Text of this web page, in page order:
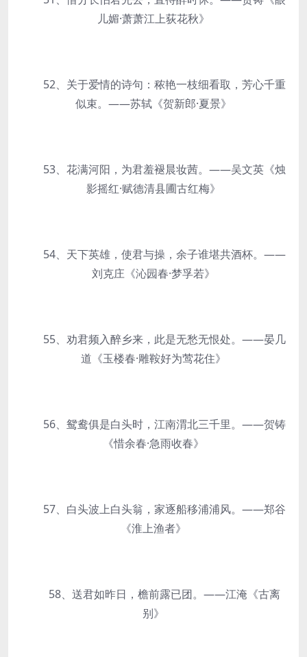
儿媚·萧萧江上荻花秋》
52、关于爱情的诗句：秾艳一枝细看取，芳心千重
似束。——苏轼《贺新郎·夏景》
53、花满河阳，为君羞褪晨妆茜。——吴文英《烛
影摇红·赋德清县圃古红梅》
54、天下英雄，使君与操，余子谁堪共酒杯。——
刘克庄《沁园春·梦孚若》
55、劝君频入醉乡来，此是无愁无恨处。——晏几
道《玉楼春·雕鞍好为莺花住》
56、鸳鸯俱是白头时，江南渭北三千里。——贺铸
《惜余春·急雨收春》
57、白头波上白头翁，家逐船移浦浦风。——郑谷
《淮上渔者》
58、送君如昨日，檐前露已团。——江淹《古离
别》